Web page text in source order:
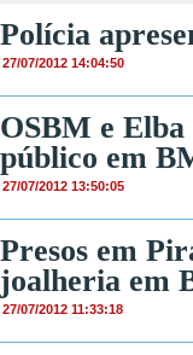
Polícia
27/07/2012 14:04:50
OSBM e
público em
27/07/2012 13:50:05
Presos em
joalheria em
27/07/2012 11:33:18